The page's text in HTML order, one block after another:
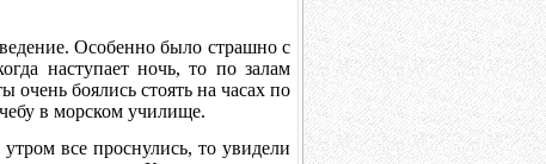
Особенно было страшно с
наступает ночь, то по залам
очень боялись стоять на часах по
в морском училище.
все проснулись, то увидели